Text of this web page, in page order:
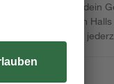
Tuch genügt, und dein
Chaos – mit dem
smart und behältst